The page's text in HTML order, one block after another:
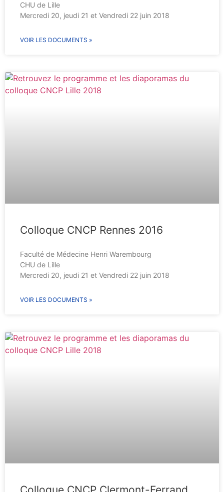
CHU de Lille
Mercredi 20, jeudi 21 et Vendredi 22 juin 2018
VOIR LES DOCUMENTS »
Colloque CNCP Rennes 2016
Faculté de Médecine Henri Warembourg
CHU de Lille
Mercredi 20, jeudi 21 et Vendredi 22 juin 2018
VOIR LES DOCUMENTS »